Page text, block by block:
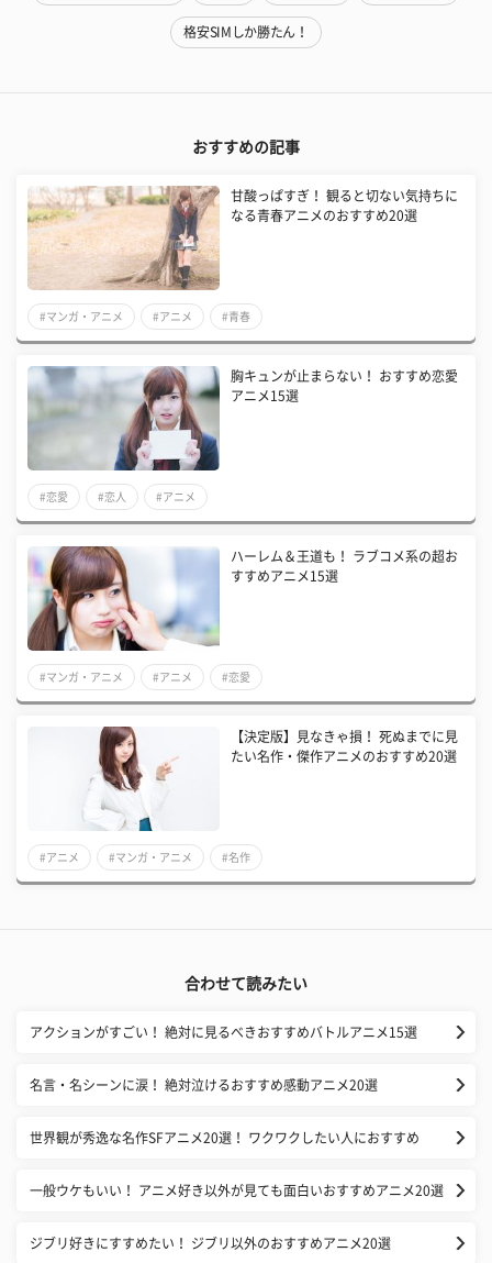
格安SIMしか勝たん！
おすすめの記事
甘酸っぱすぎ！ 観ると切ない気持ちに
なる青春アニメのおすすめ20選
#マンガ・アニメ #アニメ #青春
胸キュンが止まらない！ おすすめ恋愛
アニメ15選
#恋愛 #恋人 #アニメ
ハーレム＆王道も！ ラブコメ系の超お
すすめアニメ15選
#マンガ・アニメ #アニメ #恋愛
【決定版】見なきゃ損！ 死ぬまでに見
たい名作・傑作アニメのおすすめ20選
#アニメ #マンガ・アニメ #名作
合わせて読みたい
アクションがすごい！ 絶対に見るべきおすすめバトルアニメ15選
名言・名シーンに涙！ 絶対泣けるおすすめ感動アニメ20選
世界観が秀逸な名作SFアニメ20選！ ワクワクしたい人におすすめ
一般ウケもいい！ アニメ好き以外が見ても面白いおすすめアニメ20選
ジブリ好きにすすめたい！ ジブリ以外のおすすめアニメ20選